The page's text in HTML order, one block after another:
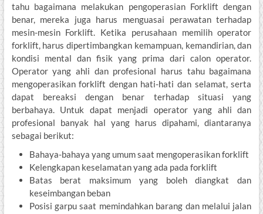
tahu bagaimana melakukan pengoperasian Forklift dengan
benar, mereka juga harus menguasai perawatan terhadap
mesin-mesin Forklift. Ketika perusahaan memilih operator
forklift, harus dipertimbangkan kemampuan, kemandirian, dan
kondisi mental dan fisik yang prima dari calon operator.
Operator yang ahli dan profesional harus tahu bagaimana
mengoperasikan forklift dengan hati-hati dan selamat, serta
dapat bereaksi dengan benar terhadap situasi yang
berbahaya. Untuk dapat menjadi operator yang ahli dan
profesional banyak hal yang harus dipahami, diantaranya
sebagai berikut:
Bahaya-bahaya yang umum saat mengoperasikan forklift
Kelengkapan keselamatan yang ada pada forklift
Batas berat maksimum yang boleh diangkat dan
keseimbangan beban
Posisi garpu saat memindahkan barang dan melalui jalan